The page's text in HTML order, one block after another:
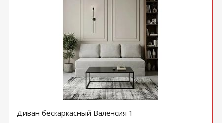
Диван бескаркасный Валенсия 1